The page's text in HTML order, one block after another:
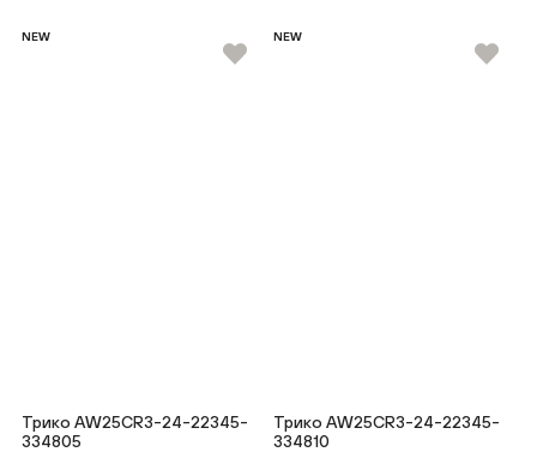
NEW
Трико AW25CR3-24-22345-
334805
NEW
Трико AW25CR3-24-22345-
334810